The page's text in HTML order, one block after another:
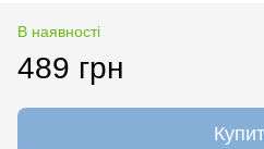
В наявності
489 грн